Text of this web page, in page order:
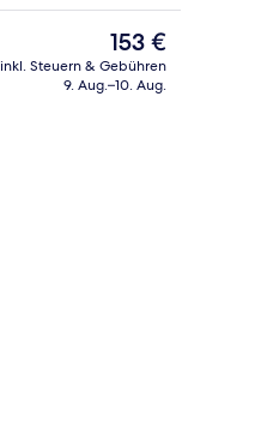
Der
aktuelle
Preis
153 €
inkl. Steuern & Gebühren
9. Aug.–10. Aug.